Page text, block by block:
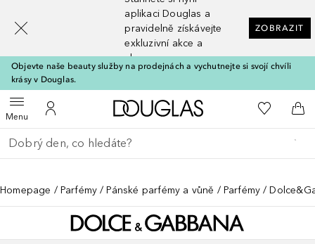
aplikaci Douglas a
pravidelně získávejte
exkluzivní akce a
slevy
ZOBRAZIT
Objevte naše beauty služby na prodejnách a vychutnejte si svojí chvíli
krásy v Douglas.
MenuOtevřít menuK mému účtu
Domů K mému
Do
Vraťte se
Proveďte vyhledávání
Homepage Parfémy Pánské parfémy a vůně Parfémy
[navigation.slideout.screenreader]